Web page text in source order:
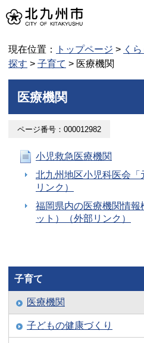
現在位置： トップページ > く
探す > 子育て > 医療機関
医療機関
ページ番号：000012982
小児救急医療機関
北九州地区小児科医会
リンク）
福岡県内の医療機関情
ット）（外部リンク）
子育て
医療機関
子どもの健康づくり